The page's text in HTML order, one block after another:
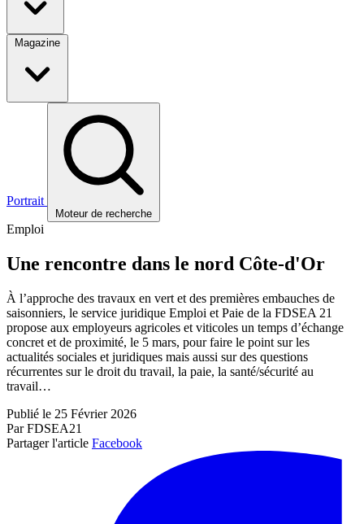
Magazine
Portrait
Moteur de recherche
Emploi
Une rencontre dans le nord Côte-d'Or
À l’approche des travaux en vert et des premières embauches de
saisonniers, le service juridique Emploi et Paie de la FDSEA 21
propose aux employeurs agricoles et viticoles un temps d’échange
concret et de proximité, le 5 mars, pour faire le point sur les
actualités sociales et juridiques mais aussi sur des questions
récurrentes sur le droit du travail, la paie, la santé/sécurité au
travail…
Publié le 25 Février 2026
Par FDSEA21
Partager l'article Facebook